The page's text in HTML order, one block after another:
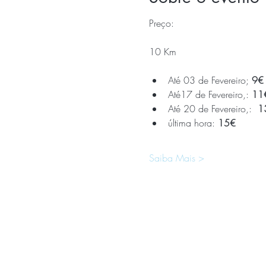
Preço:
10 Km
Até 03 de Fevereiro; 9€
Até17 de Fevereiro,:
Até 20 de Fevereiro,:
última hora: 15€
Saiba Mais >